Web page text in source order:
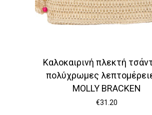
Καλοκαιρινή πλεκτή
πολύχρωμες
MOLLY BRACKEN
€31.20